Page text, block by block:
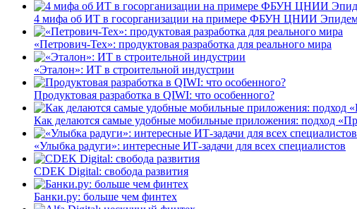
4 мифа об ИТ в госорганизации на примере ФБУН ЦНИИ
«Петрович-Тех»: продуктовая разработка для реального мира
«Эталон»: ИТ в строительной индустрии
Продуктовая разработка в QIWI: что особенного?
Как делаются самые удобные мобильные приложения: подход
«Улыбка радуги»: интересные ИТ-задачи для всех специалистов
CDEK Digital: свобода развития
Банки.ру: больше чем финтех